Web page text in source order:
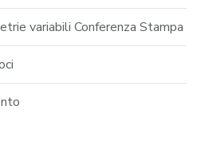
variabili Conferenza Stampa